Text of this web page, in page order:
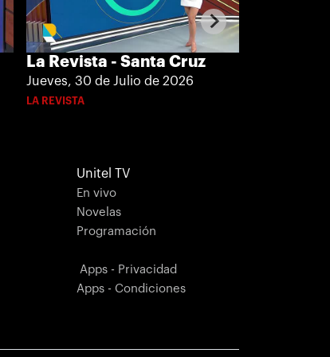
La Revista - Santa Cruz
Jueves, 30 de Julio de 2026
LA REVISTA
Unitel TV
En vivo
Novelas
Programación
Apps - Privacidad
Apps - Condiciones